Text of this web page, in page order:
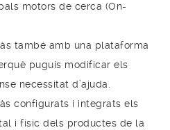
motors de cerca (On-
també amb una plataforma
puguis modificar els
necessitat d’ajuda.
configurats i integrats els
i físic dels productes de la